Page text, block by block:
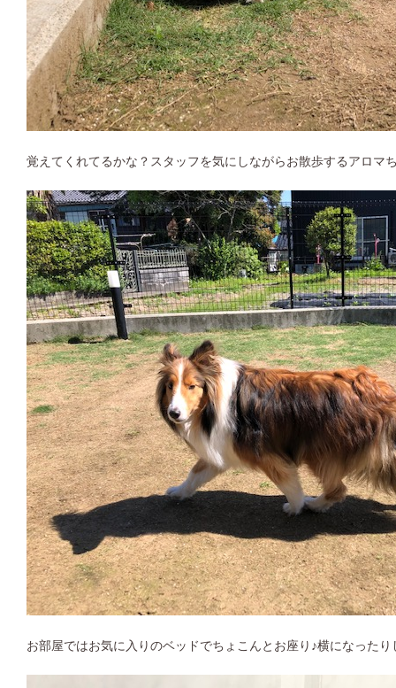
覚えてくれてるかな？スタッフを気にしながらお散歩するアロマ
お部屋ではお気に入りのベッドでちょこんとお座り♪横になった